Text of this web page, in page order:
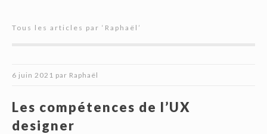
Tous les articles par ‘ Raphaël ’
6 juin 2021 par Raphaël
Les compétences de l’UX
designer